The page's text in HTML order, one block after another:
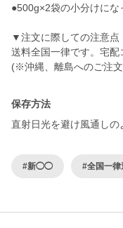
●500g×2袋の小分けにな
▼注文に際しての注意点
送料全国一律です。宅配
(※沖縄、離島へのご注
保存方法
直射日光を避け風通しの
#新◯◯ #全国一律